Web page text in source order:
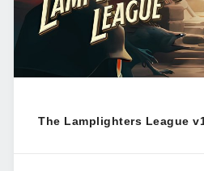
The Lamplighters League